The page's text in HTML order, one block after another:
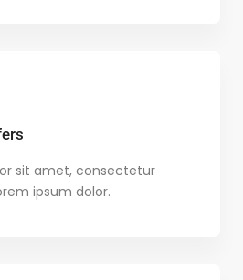
sit amet, consectetur
ipsum dolor.